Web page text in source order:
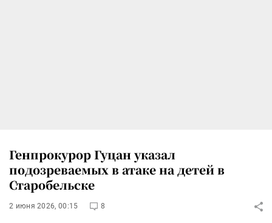
Генпрокурор Гуцан указал
подозреваемых в атаке на детей в
Старобельске
2 июня 2026, 00:15 8